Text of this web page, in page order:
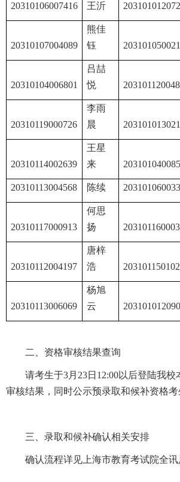
20310106007416 王沂
20310107004089
熊佳
钰
20310104006801
吕喆
悦
20310119000726
李雨
晨
20310114002639
王星
来
20310113004568 陈续
20310117000913
何思
扬
20310112004197
唐梓
浩
20310113006069
杨旭
云
二、资格审核结果查询
请考生于3月23日12:00以后登陆我
审核结果，同时公示预录取和候补资格考
三、录取和候补确认相关安排
确认流程详见上海市教育考试院全讯